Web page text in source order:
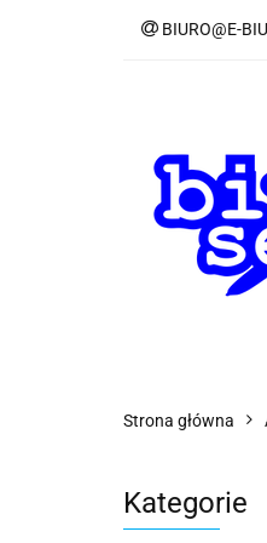
BIURO@E-
Strona główna
Kategorie